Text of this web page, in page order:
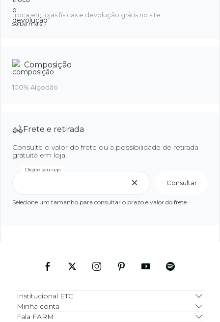
troca em lojas físicas e devolução grátis no site.
saiba mais
Composição
100% Algodão
Frete e retirada
Consulte o valor do frete ou a possibilidade de retirada
gratuita em loja.
Digite seu cep
Consultar
Selecione um tamanho para consultar o prazo e valor do frete
Institucional ETC
Minha conta
Fala FARM